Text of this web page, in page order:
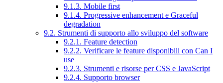
9.1.3. Mobile first
9.1.4. Progressive enhancement e Graceful
degradation
9.2. Strumenti di supporto allo sviluppo del software
9.2.1. Feature detection
9.2.2. Verificare le feature disponibili con Can I
use
9.2.3. Strumenti e risorse per CSS e JavaScript
9.2.4. Supporto browser